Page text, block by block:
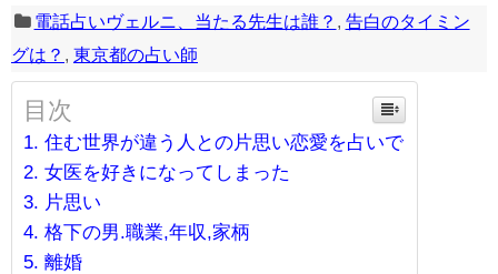
電話占いヴェルニ、当たる先生は誰？ , 告白のタイミン
グは？ , 東京都の占い師
目次
住む世界が違う人との片思い恋愛を占いで
女医を好きになってしまった
片思い
格下の男.職業,年収,家柄
離婚